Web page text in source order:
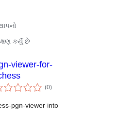
કર્યું છે
viewer-for-
(0કુલ
રેટિંગ્સ
)
pgn-viewer into